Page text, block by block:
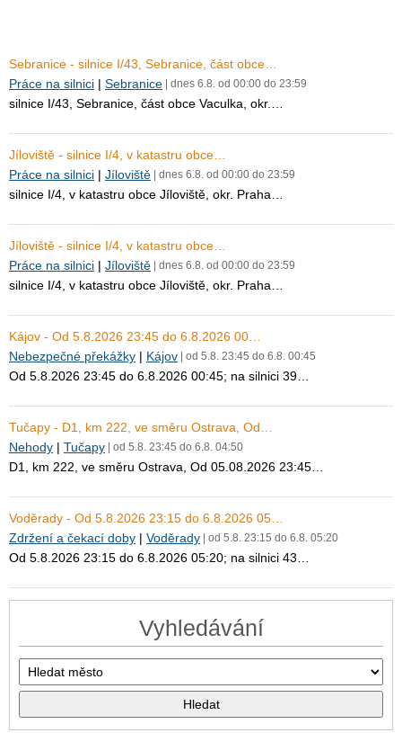
Sebranice - silnice I/43, Sebranice, část obce…
Práce na silnici | Sebranice | dnes 6.8. od 00:00 do 23:59
silnice I/43, Sebranice, část obce Vaculka, okr.…
Jíloviště - silnice I/4, v katastru obce…
Práce na silnici | Jíloviště | dnes 6.8. od 00:00 do 23:59
silnice I/4, v katastru obce Jíloviště, okr. Praha…
Jíloviště - silnice I/4, v katastru obce…
Práce na silnici | Jíloviště | dnes 6.8. od 00:00 do 23:59
silnice I/4, v katastru obce Jíloviště, okr. Praha…
Kájov - Od 5.8.2026 23:45 do 6.8.2026 00…
Nebezpečné překážky | Kájov | od 5.8. 23:45 do 6.8. 00:45
Od 5.8.2026 23:45 do 6.8.2026 00:45; na silnici 39…
Tučapy - D1, km 222, ve směru Ostrava, Od…
Nehody | Tučapy | od 5.8. 23:45 do 6.8. 04:50
D1, km 222, ve směru Ostrava, Od 05.08.2026 23:45…
Voděrady - Od 5.8.2026 23:15 do 6.8.2026 05…
Zdržení a čekací doby | Voděrady | od 5.8. 23:15 do 6.8. 05:20
Od 5.8.2026 23:15 do 6.8.2026 05:20; na silnici 43…
Vyhledávání